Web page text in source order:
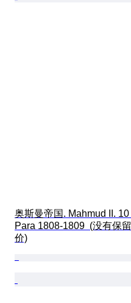
奥斯曼帝国. Mahmud II. 10
Para 1808-1809  (没有保留
价)